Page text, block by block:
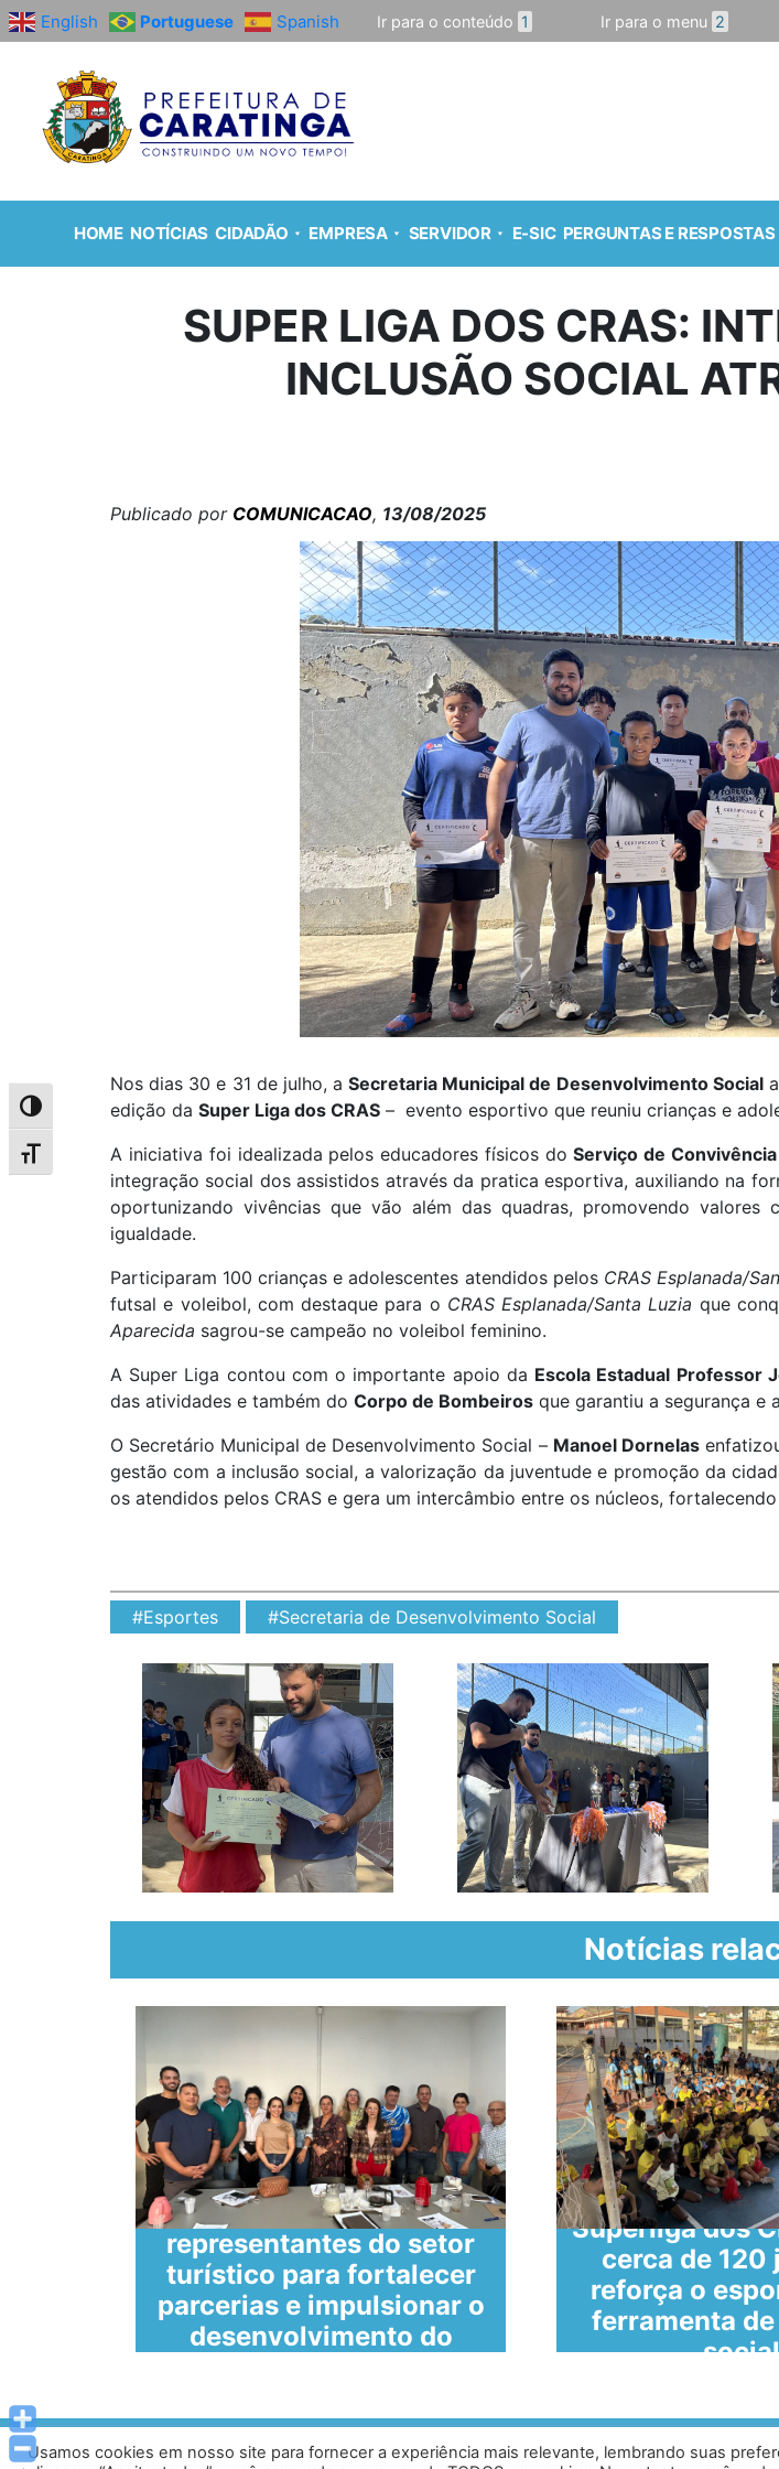
Alternar alto contraste
Alternar tamanho da fonte
English Portuguese Spanish Ir para o conteúdo 1 Ir para o menu 2
HOME NOTÍCIAS CIDADÃO EMPRESA SERVIDOR E-SIC PERGUNTAS E RESPOSTAS
SUPER LIGA DOS CRAS:
INCLUSÃO SOCIAL
Publicado por COMUNICACAO, 13/08/2025
Nos dias 30 e 31 de julho, aSecretaria Municipal de Desenvolvimento Social
edição da Super Liga dos CRAS – evento esportivo que reuniu crianças e
A iniciativa foi idealizada pelos educadores físicos do Serviço de
integração social dos assistidos através da pratica esportiva, auxiliando na
oportunizando vivências que vão além das quadras, promovendo
igualdade.
Participaram 100 crianças e adolescentes atendidos pelos CRAS Esplanada/
futsal e voleibol, com destaque para o CRAS Esplanada/Santa Luzia que
Aparecida sagrou-se campeão no voleibol feminino.
A Super Liga contou com o importante apoio da Escola Estadual Professor
das atividades e também do Corpo de Bombeiros que garantiu a segurança e
O Secretário Municipal de Desenvolvimento Social – Manoel Dornelas
gestão com a inclusão social, a valorização da juventude e promoção da
os atendidos pelos CRAS e gera um intercâmbio entre os núcleos,
#Esportes #Secretaria de Desenvolvimento Social
Notícias
SECULT reúne
representantes do setor
turístico para fortalecer
parcerias e impulsionar o
desenvolvimento do
Superliga dos
cerca de 120
reforça o
ferramenta
social
Av. Prof. Armando Alves da Silva, nº 1950 - Zacarias, Caratinga - MG - 35302-403 /
Usamos cookies em nosso site para fornecer a experiência mais relevante, lembrando suas